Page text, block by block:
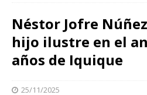
Néstor Jofre
hijo ilustre en el
años de Iquique
25/11/2025